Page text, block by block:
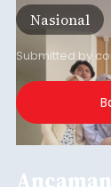
Laboratory,
Nasional
Submitted by